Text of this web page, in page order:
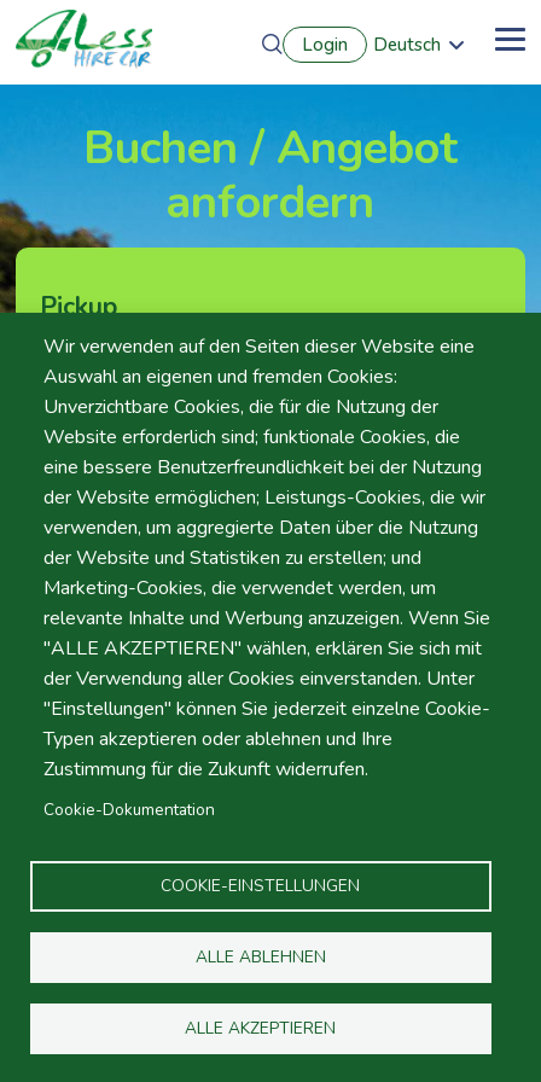
Direkt
zum
Inhalt
Login
Deutsch
Español
Wir verwenden auf den Seiten dieser Website eine
Auswahl an eigenen und fremden Cookies:
Unverzichtbare Cookies, die für die Nutzung der
Website erforderlich sind; funktionale Cookies, die
eine bessere Benutzerfreundlichkeit bei der Nutzung
der Website ermöglichen; Leistungs-Cookies, die wir
verwenden, um aggregierte Daten über die Nutzung
der Website und Statistiken zu erstellen; und
Marketing-Cookies, die verwendet werden, um
relevante Inhalte und Werbung anzuzeigen. Wenn Sie
"ALLE AKZEPTIEREN" wählen, erklären Sie sich mit
der Verwendung aller Cookies einverstanden. Unter
"Einstellungen" können Sie jederzeit einzelne Cookie-
Typen akzeptieren oder ablehnen und Ihre
Zustimmung für die Zukunft widerrufen.
Cookie-Dokumentation
COOKIE-EINSTELLUNGEN
ALLE ABLEHNEN
ALLE AKZEPTIEREN
Buchen / Angebot
anfordern
Pickup
Standort
Tag
Datum
Zeit
Zeit
Dropoff
Standort
Tag
Datum
Zeit
Zeit
Promotion code